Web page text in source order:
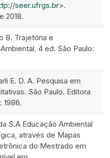
seer.ufrgs.br>.
2018.
B. Trajetória e
4 ed. São Paulo:
E. D. A. Pesquisa em
São Paulo. Editora
1986.
S.A Educação Ambiental
através de Mapas
do Mestrado em